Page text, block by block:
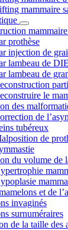
mammaire
mammaire
prothèse
injection de
lambeau de
lambeau de
le
des
de
tubéreux
de
du volume de
et de
invaginés
surnuméraires
de la taille des